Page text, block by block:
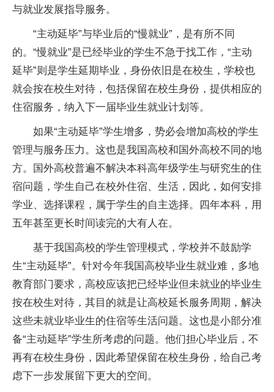
与就业发展指导服务。
“主动延毕”与毕业后的“慢就业”，是有所不同
的。“慢就业”是已经毕业的学生不急于找工作，“主动
延毕”则是学生延期毕业，身份依旧是在校生，学校也
就会按在校生对待，包括保留在校生身份，提供相应的
住宿服务，纳入下一届毕业生就业计划等。
如果“主动延毕”学生增多，势必会增加高校的学生
管理与服务压力。这也是我国高校和国外高校不同的地
方。国外高校普遍不解决本科高年级学生与研究生的住
宿问题，学生自己在校外住宿、生活，因此，如何安排
学业、选择课程，属于学生的自主选择。四年本科，用
五年甚至更长时间读完的大有人在。
基于我国高校的学生管理模式，学校并不鼓励学
生“主动延毕”。针对今年我国高校毕业生就业难，多地
教育部门要求，高校应该把已经毕业但未就业的毕业生
按在校生对待，其目的就是让高校延长服务周期，解决
这些未就业毕业生的住宿等生活问题。这也是小部分准
备“主动延毕”学生所考虑的问题。他们担心毕业后，不
再有在校生身份，因此希望保留在校生身份，给自己考
虑下一步发展留下更大的空间。